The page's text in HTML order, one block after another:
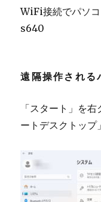
WiFi接続でパソコ
s640
遠隔操作される
「スタート」を
ートデスクトップ